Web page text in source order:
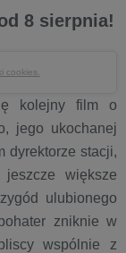
8 sierpnia!
cookies.
kolejny film o
jego ukochanej
dyrektorze stacji,
większe
ulubionego
zniknie w
wspólnie z